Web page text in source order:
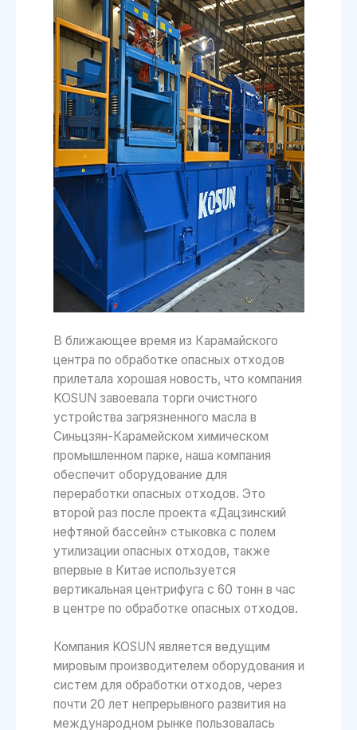
В ближающее время из Карамайского
центра по обработке опасных отходов
прилетала хорошая новость, что компания
KOSUN завоевала торги очистного
устройства загрязненного масла в
Синьцзян-Карамейском химическом
промышленном парке, наша компания
обеспечит оборудование для
переработки опасных отходов. Это
второй раз после проекта «Дацзинский
нефтяной бассейн» стыковка с полем
утилизации опасных отходов, также
впервые в Китае используется
вертикальная центрифуга с 60 тонн в час
в центре по обработке опасных отходов.
Компания KOSUN является ведущим
мировым производителем оборудования и
систем для обработки отходов, через
почти 20 лет непрерывного развития на
международном рынке пользовалась